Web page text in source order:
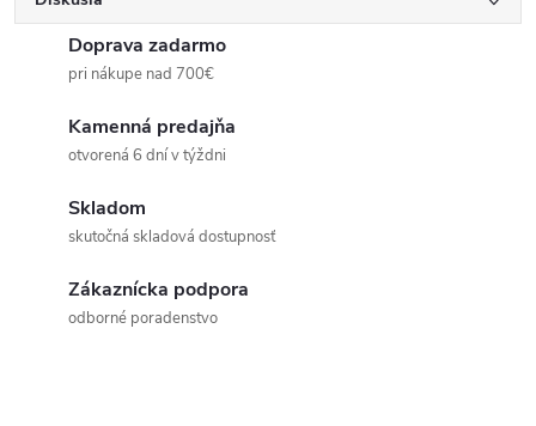
Doprava zadarmo
pri nákupe nad 700€
Kamenná predajňa
otvorená 6 dní v týždni
Skladom
skutočná skladová dostupnosť
Zákaznícka podpora
odborné poradenstvo